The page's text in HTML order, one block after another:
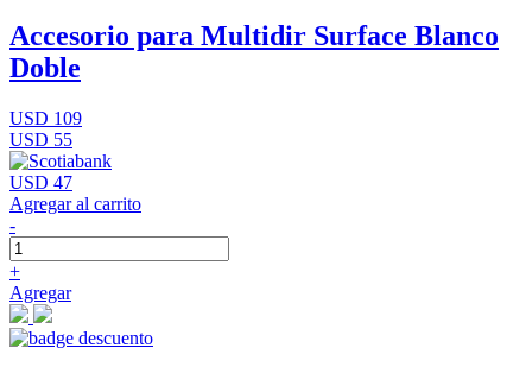
Accesorio para Multidir Surface Blanco
Doble
USD 109
USD 55
USD 47
Agregar al carrito
-
+
Agregar